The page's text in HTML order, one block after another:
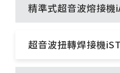
精準式超音波熔接機
超音波扭轉焊接機